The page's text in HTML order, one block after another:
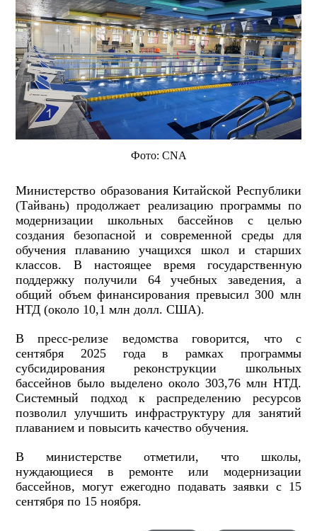
Фото: CNA
Министерство образования Китайской Республики
(Тайвань) продолжает реализацию программы по
модернизации школьных бассейнов с целью
создания безопасной и современной среды для
обучения плаванию учащихся школ и старших
классов. В настоящее время государственную
поддержку получили 64 учебных заведения, а
общий объем финансирования превысил 300 млн
НТД (около 10,1 млн долл. США).
В пресс-релизе ведомства говорится, что с
сентября 2025 года в рамках программы
субсидирования реконструкции школьных
бассейнов было выделено около 303,76 млн НТД.
Системный подход к распределению ресурсов
позволил улучшить инфраструктуру для занятий
плаванием и повысить качество обучения.
В министерстве отметили, что школы,
нуждающиеся в ремонте или модернизации
бассейнов, могут ежегодно подавать заявки с 15
сентября по 15 ноября.